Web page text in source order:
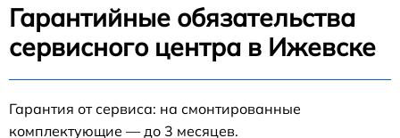
Гарантийные обязательства
сервисного центра в Ижевске
Гарантия от сервиса: на смонтированные
комплектующие — до 3 месяцев.